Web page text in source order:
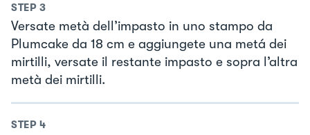
STEP 3
Versate metà dell’impasto in uno stampo da
Plumcake da 18 cm e aggiungete una metá dei
mirtilli, versate il restante impasto e sopra l’altra
metà dei mirtilli.
STEP 4